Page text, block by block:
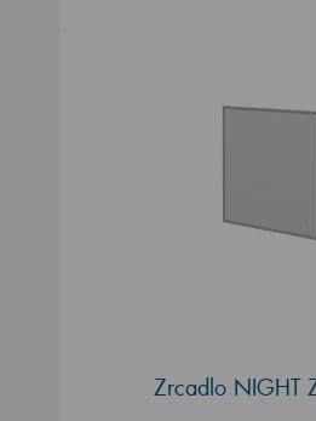
Zrcadlo NIGHT